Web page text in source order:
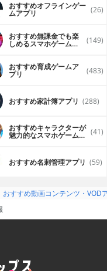
おすすめオフラインゲー
ムアプリ (26)
おすすめ無課金でも楽
しめるスマホゲームア (149)
おすすめ育成ゲームア
プリ (483)
おすすめ家計簿アプリ (288)
おすすめキャラクターが
魅力的なスマホゲームア (41)
おすすめ名刺管理アプリ (59)
おすすめ動画コンテンツ・VOD